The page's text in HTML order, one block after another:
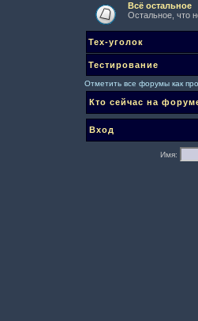
Всё остальное
Остальное, что
Тех-уголок
Тестирование
Отметить все форумы как
Кто сейчас на
Вход
Имя: